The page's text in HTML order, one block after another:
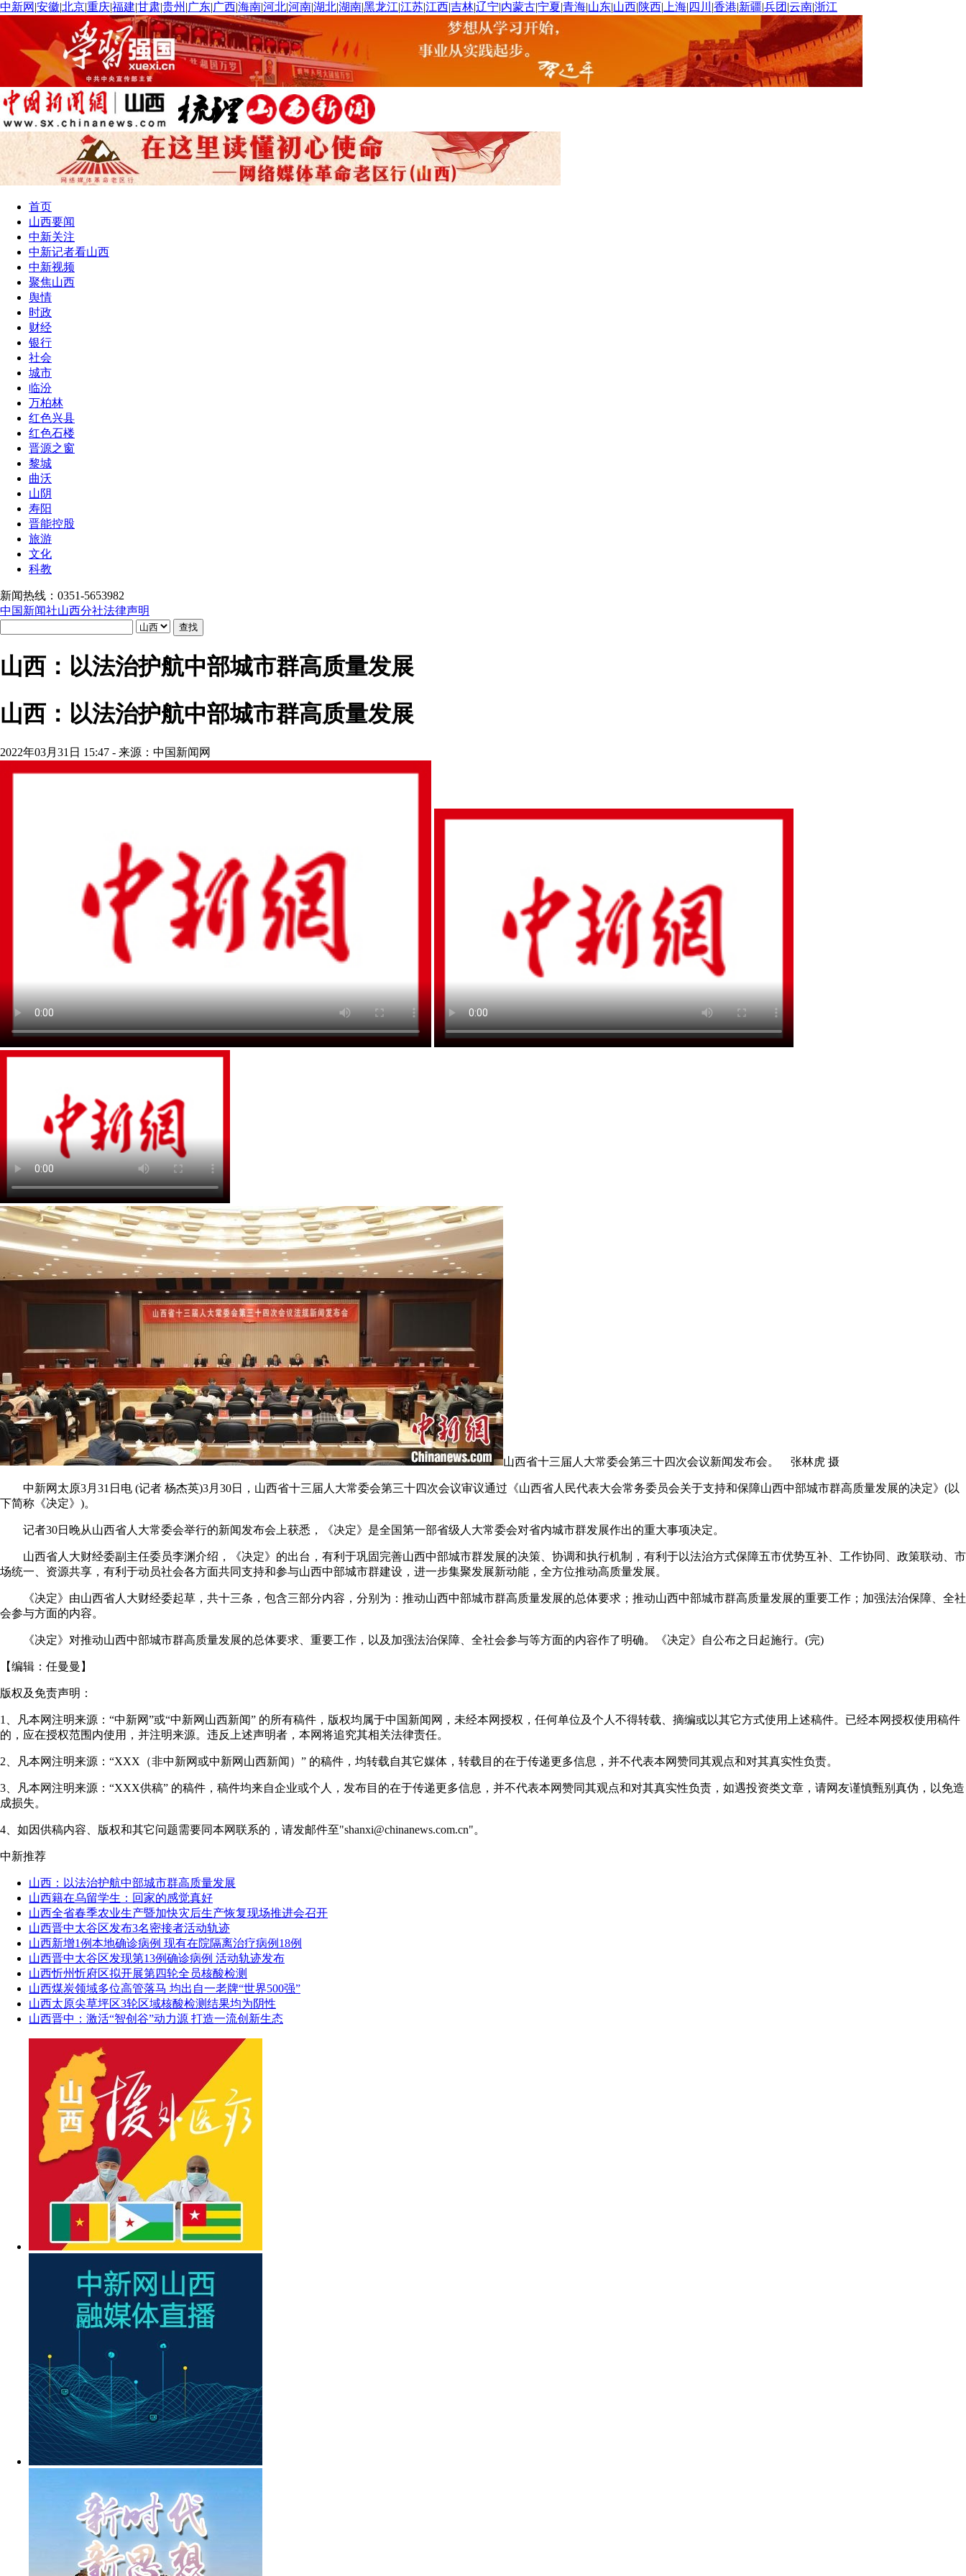
中新网 |安徽|北京|重庆|福建|甘肃|贵州 |广东|广西|海南|河北|河南|湖北|湖南|黑龙江|江苏|江西|吉林|辽宁|内蒙古|宁夏|青海|山东|山西|陕西| 上海| 四川 |香港|新疆|兵团 |云南|浙江
首页
山西要闻
中新关注
中新记者看山西
中新视频
聚焦山西
舆情
时政
财经
银行
社会
城市
临汾
万柏林
红色兴县
红色石楼
晋源之窗
黎城
曲沃
山阴
寿阳
晋能控股
旅游
文化
科教
新闻热线：0351-5653982
中国新闻社山西分社法律声明
山西：以法治护航中部城市群高质量发展
山西：以法治护航中部城市群高质量发展
2022年03月31日 15:47 - 来源：中国新闻网
山西省十三届人大常委会第三十四次会议新闻发布会。 张林虎 摄
中新网太原3月31日电 (记者 杨杰英)3月30日，山西省十三届人大常委会第三十四次会议审议通过《山西省人民代表大会常务委员会关于支持和保障山西中部城市群高质量发展的决定》(以
下简称《决定》)。
记者30日晚从山西省人大常委会举行的新闻发布会上获悉，《决定》是全国第一部省级人大常委会对省内城市群发展作出的重大事项决定。
山西省人大财经委副主任委员李渊介绍，《决定》的出台，有利于巩固完善山西中部城市群发展的决策、协调和执行机制，有利于以法治方式保障五市优势互补、工作协同、政策联动、市
场统一、资源共享，有利于动员社会各方面共同支持和参与山西中部城市群建设，进一步集聚发展新动能，全方位推动高质量发展。
《决定》由山西省人大财经委起草，共十三条，包含三部分内容，分别为：推动山西中部城市群高质量发展的总体要求；推动山西中部城市群高质量发展的重要工作；加强法治保障、全社
会参与方面的内容。
《决定》对推动山西中部城市群高质量发展的总体要求、重要工作，以及加强法治保障、全社会参与等方面的内容作了明确。《决定》自公布之日起施行。(完)
【编辑： 任曼曼 】
版权及免责声明：
1、凡本网注明来源：“中新网”或“中新网山西新闻” 的所有稿件，版权均属于中国新闻网，未经本网授权，任何单位及个人不得转载、摘编或以其它方式使用上述稿件。已经本网授权使用稿件
的，应在授权范围内使用，并注明来源。违反上述声明者，本网将追究其相关法律责任。
2、凡本网注明来源：“XXX（非中新网或中新网山西新闻）” 的稿件，均转载自其它媒体，转载目的在于传递更多信息，并不代表本网赞同其观点和对其真实性负责。
3、凡本网注明来源：“XXX供稿” 的稿件，稿件均来自企业或个人，发布目的在于传递更多信息，并不代表本网赞同其观点和对其真实性负责，如遇投资类文章，请网友谨慎甄别真伪，以免造
成损失。
4、如因供稿内容、版权和其它问题需要同本网联系的，请发邮件至"shanxi@chinanews.com.cn"。
中新推荐
山西：以法治护航中部城市群高质量发展
山西籍在乌留学生：回家的感觉真好
山西全省春季农业生产暨加快灾后生产恢复现场推进会召开
山西晋中太谷区发布3名密接者活动轨迹
山西新增1例本地确诊病例 现有在院隔离治疗病例18例
山西晋中太谷区发现第13例确诊病例 活动轨迹发布
山西忻州忻府区拟开展第四轮全员核酸检测
山西煤炭领域多位高管落马 均出自一老牌“世界500强”
山西太原尖草坪区3轮区域核酸检测结果均为阴性
山西晋中：激活“智创谷”动力源 打造一流创新生态